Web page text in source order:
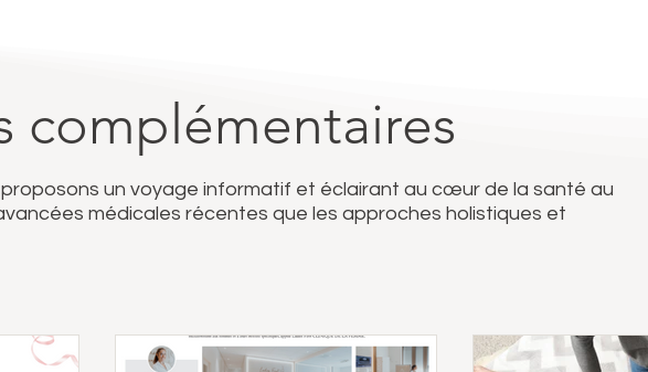
complémentaires
un voyage informatif et éclairant au cœur de la santé au
médicales récentes que les approches holistiques et